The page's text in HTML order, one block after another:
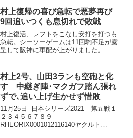
村上復帰の喜び急転で悪夢再び
9回追いつくも息切れで敗戦
村上復活、レフトをこなし安打を打つも
急転。シーソーゲームは11回駒不足が露
呈して阪神に軍配が上がりました。
村上2号、山田3ランも空砲と化
す 中継ぎ陣･マクガフ踏ん張れ
ずで､追い上げ生かせず惜敗
11月25日 日本シリーズ2021 第五戦１
２３４５６７８９
RHEORIX0001012116140ヤクルト